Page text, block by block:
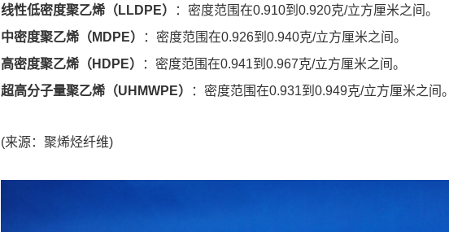
线性低密度聚乙烯（LLDPE）
：密度范围在0.910到0.920克/立方厘米之间。
中密度聚乙烯（MDPE）
：密度范围在0.926到0.940克/立方厘米之间。
高密度聚乙烯（HDPE）
：密度范围在0.941到0.967克/立方厘米之间。
超高分子量聚乙烯（UHMWPE）
：密度范围在0.931到0.949克/立方厘米之间。
(来源：聚烯烃纤维)